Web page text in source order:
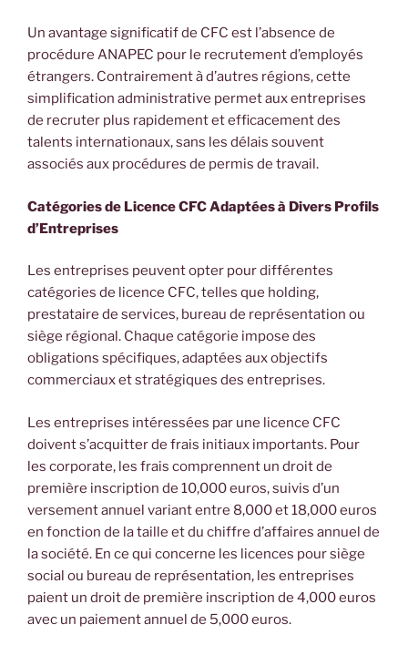
Un avantage significatif de CFC est l’absence de
procédure ANAPEC pour le recrutement d’employés
étrangers. Contrairement à d’autres régions, cette
simplification administrative permet aux entreprises
de recruter plus rapidement et efficacement des
talents internationaux, sans les délais souvent
associés aux procédures de permis de travail.
Catégories de Licence CFC Adaptées à Divers Profils
d’Entreprises
Les entreprises peuvent opter pour différentes
catégories de licence CFC, telles que holding,
prestataire de services, bureau de représentation ou
siège régional. Chaque catégorie impose des
obligations spécifiques, adaptées aux objectifs
commerciaux et stratégiques des entreprises.
Les entreprises intéressées par une licence CFC
doivent s’acquitter de frais initiaux importants. Pour
les corporate, les frais comprennent un droit de
première inscription de 10,000 euros, suivis d’un
versement annuel variant entre 8,000 et 18,000 euros
en fonction de la taille et du chiffre d’affaires annuel de
la société. En ce qui concerne les licences pour siège
social ou bureau de représentation, les entreprises
paient un droit de première inscription de 4,000 euros
avec un paiement annuel de 5,000 euros.